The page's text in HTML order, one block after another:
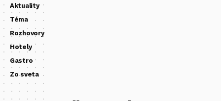
Aktuality
Téma
Rozhovory
Hotely
Gastro
Zo sveta